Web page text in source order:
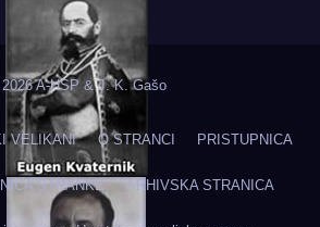
A-HSP & J. K. Gašo
VELIKANI O STRANCI PRISTUPNICA
STRANKE ARHIVSKA STRANICA